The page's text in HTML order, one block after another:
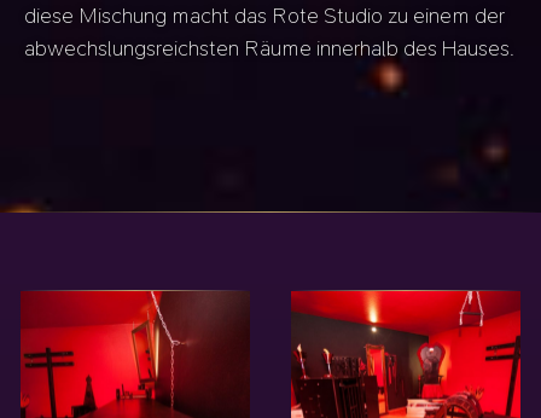
diese Mischung macht das Rote Studio zu einem der
abwechslungsreichsten Räume innerhalb des Hauses.